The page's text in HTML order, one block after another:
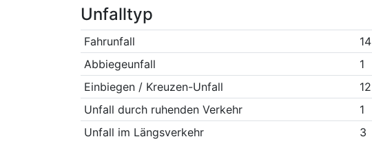
Unfalltyp
Fahrunfall
14
Abbiegeunfall
1
Einbiegen / Kreuzen-Unfall
12
Unfall durch ruhenden Verkehr
1
Unfall im Längsverkehr
3